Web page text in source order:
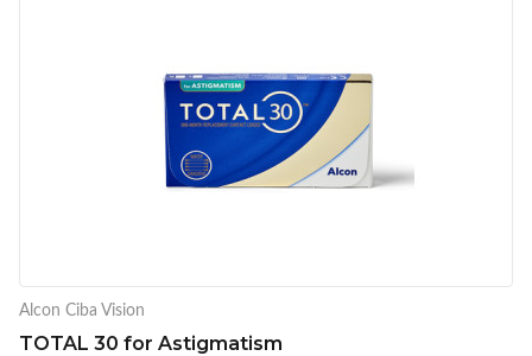
Alcon Ciba Vision
TOTAL 30 for Astigmatism